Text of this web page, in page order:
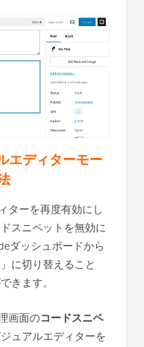
エディターモー
ターを再度有効にし
スニペットを無効に
ダッシュボードから
に切り替えること
きます。
画面のコードスニペ
ュアルエディターを